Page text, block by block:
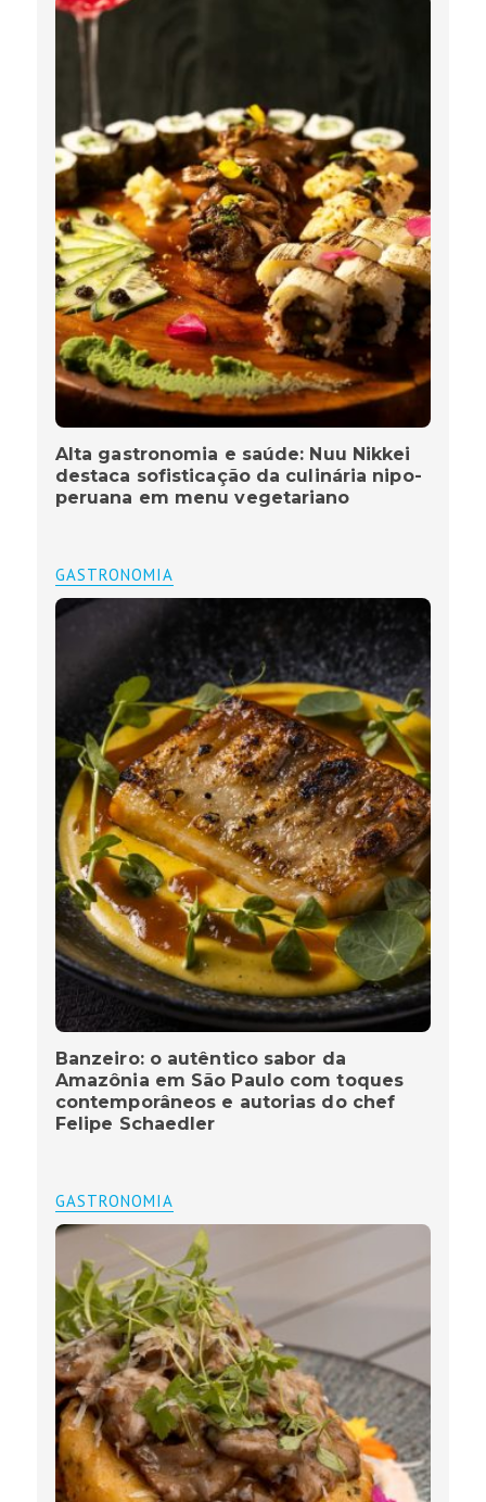
Alta gastronomia e saúde: Nuu Nikkei
destaca sofisticação da culinária nipo-
peruana em menu vegetariano
GASTRONOMIA
Banzeiro: o autêntico sabor da
Amazônia em São Paulo com toques
contemporâneos e autorias do chef
Felipe Schaedler
GASTRONOMIA